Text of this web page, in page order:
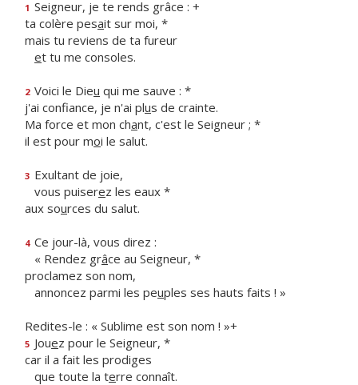
1 Seigneur, je te rends grâce : +
ta colère pesait sur moi, *
mais tu reviens de ta fureur
et tu me consoles.
2 Voici le Dieu qui me sauve : *
j'ai confiance, je n'ai plus de crainte.
Ma force et mon chant, c'est le Seigneur ; *
il est pour moi le salut.
3 Exultant de joie,
vous puiserez les eaux *
aux sources du salut.
4 Ce jour-là, vous direz :
« Rendez grâce au Seigneur, *
proclamez son nom,
annoncez parmi les peuples ses hauts faits ! »
Redites-le : « Sublime est son nom ! »+
5 Jouez pour le Seigneur, *
car il a fait les prodiges
que toute la terre connaît.